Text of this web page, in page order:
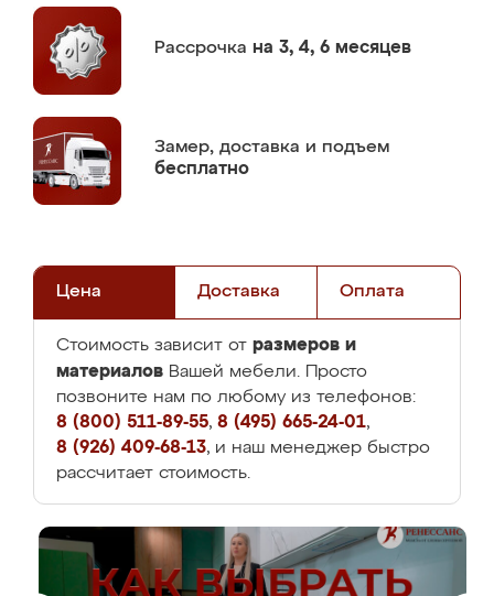
Рассрочка на 3, 4, 6 месяцев
Замер, доставка и подъем
бесплатно
Цена Доставка Оплата
Стоимость зависит от размеров и
материалов Вашей мебели. Просто
позвоните нам по любому из телефонов:
8 (800) 511-89-55, 8 (495) 665-24-01,
8 (926) 409-68-13, и наш менеджер быстро
рассчитает стоимость.